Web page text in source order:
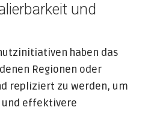
und
haben das
Regionen oder
repliziert zu werden, um
effektivere